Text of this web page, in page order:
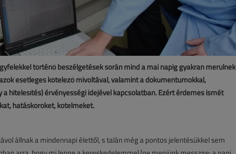
történő beszélgetések során mind a mai napig gyakran merülnek
esetleges kötelező mivoltával, valamint a dokumentumokkal,
a hitelesítés) érvényességi idejével kapcsolatban. Ezért érdemes ismét
hatásköröket, kötelmeket.
állnak a mindennapi élettől, s talán még a pontos jelentésükkel sem